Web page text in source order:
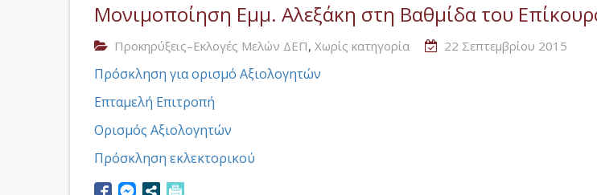
Μονιμοποίηση Εμμ. Αλεξάκη στη Βαθμίδα του
Προκηρύξεις–Εκλογές Μελών ΔΕΠ, Χωρίς κατηγορία 22 Σεπτεμβρίου 2015
Πρόσκληση για ορισμό Αξιολογητών
Επταμελή Επιτροπή
Ορισμός Αξιολογητών
Πρόσκληση εκλεκτορικού